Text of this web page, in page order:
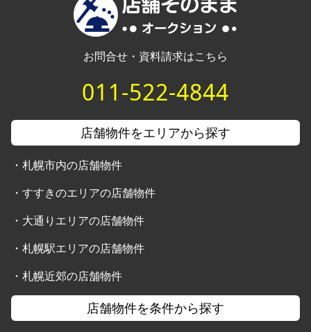
お問合せ・資料請求はこちら
011-522-4844
店舗物件をエリアから探す
・ 札幌市内の店舗物件
・ すすきのエリアの店舗物件
・ 大通りエリアの店舗物件
・ 札幌駅エリアの店舗物件
・ 札幌近郊の店舗物件
店舗物件を条件から探す